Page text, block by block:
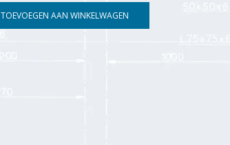
TOEVOEGEN AAN WINKELWAGEN